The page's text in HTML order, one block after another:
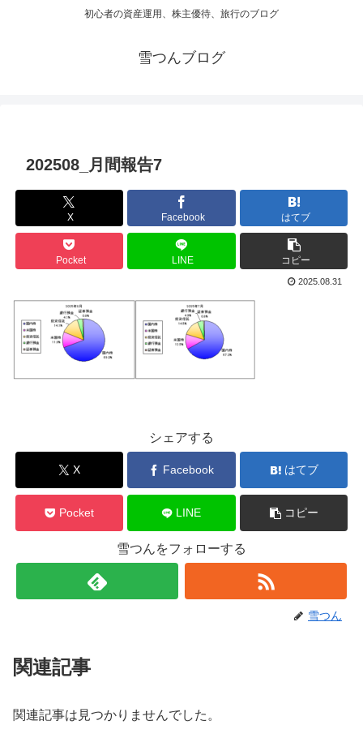
初心者の資産運用、株主優待、旅行のブログ
雪つんブログ
202508_月間報告7
X Facebook はてブ
Pocket LINE コピー
2025.08.31
シェアする
X Facebook はてブ
Pocket LINE コピー
雪つんをフォローする
雪つん
関連記事
関連記事は見つかりませんでした。